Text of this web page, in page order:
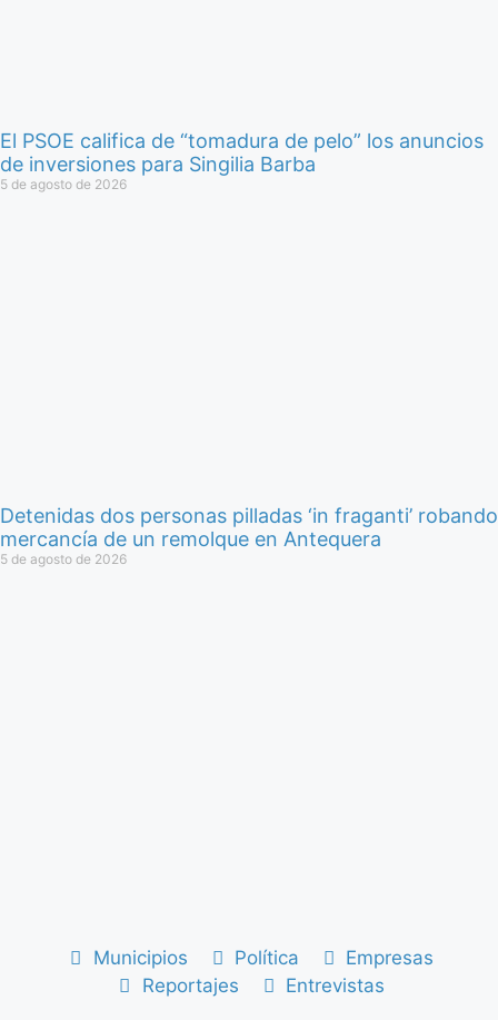
El PSOE califica de “tomadura de pelo” los anuncios
de inversiones para Singilia Barba
5 de agosto de 2026
Detenidas dos personas pilladas ‘in fraganti’ robando
mercancía de un remolque en Antequera
5 de agosto de 2026
Municipios Política
Empresas
Reportajes
Entrevistas